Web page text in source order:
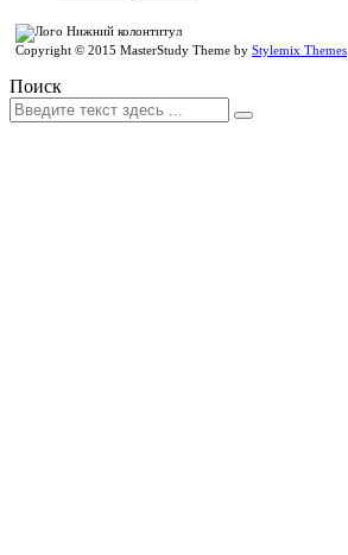
Copyright © 2015 MasterStudy Theme by Stylemix Themes
Поиск